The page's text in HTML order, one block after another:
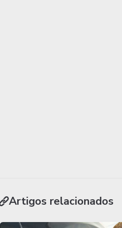
Artigos relacionados